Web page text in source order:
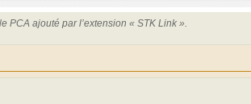
PCA ajouté par l’extension « STK Link ».